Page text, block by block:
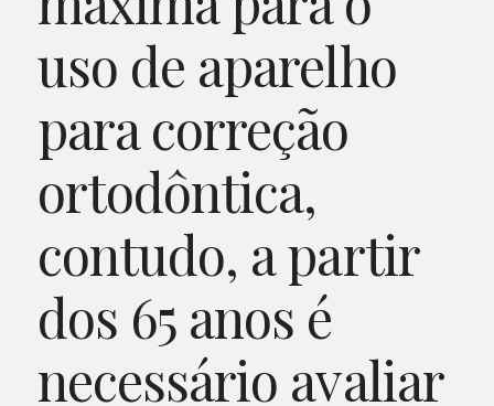
uso de aparelho
para correção
ortodôntica,
contudo, a partir
dos 65 anos é
necessário avaliar